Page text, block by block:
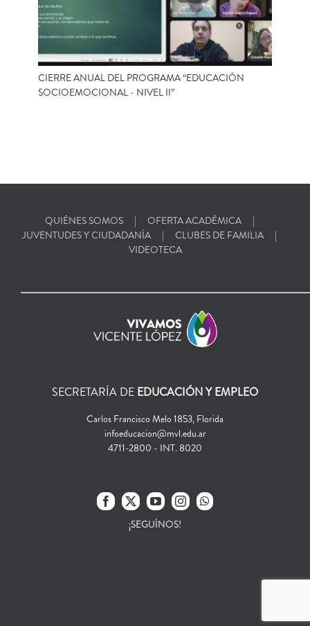
CIERRE ANUAL DEL PROGRAMA “EDUCACIÓN
SOCIOEMOCIONAL - NIVEL II”
QUIÉNES SOMOS
OFERTA ACADÉMICA
JUVENTUDES Y CIUDADANÍA
CLUBES DE FAMILIA
VIDEOTECA
SECRETARÍA DE EDUCACIÓN Y EMPLEO
Carlos Francisco Melo 1853, Florida
infoeducacion@mvl.edu.ar
4711-2800 - INT. 8020
¡SEGUÍNOS!